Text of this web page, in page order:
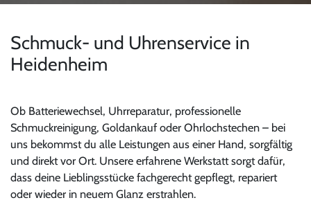
Schmuck- und Uhrenservice in
Heidenheim
Ob Batteriewechsel, Uhrreparatur, professionelle
Schmuckreinigung, Goldankauf oder Ohrlochstechen – bei
uns bekommst du alle Leistungen aus einer Hand, sorgfältig
und direkt vor Ort. Unsere erfahrene Werkstatt sorgt dafür,
dass deine Lieblingsstücke fachgerecht gepflegt, repariert
oder wieder in neuem Glanz erstrahlen.